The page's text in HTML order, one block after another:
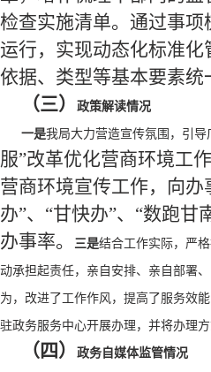
检查实施清单。通过事
运行，实现动态化标准
依据、类型等基本要素统
（三）
政策解读情况
一是我局大力营造宣传氛围，引
服”改革优化营商环境工
营商环境宣传工作，向
办”、“甘快办”、“数跑
办事率。
三是结合工作实际，严
动承担起责任，亲自安排、亲自部署
为，改进了工作作风，提高了服务效能
驻政务服务中心开展办理，并将办理
（四） 政务自媒体监管情况